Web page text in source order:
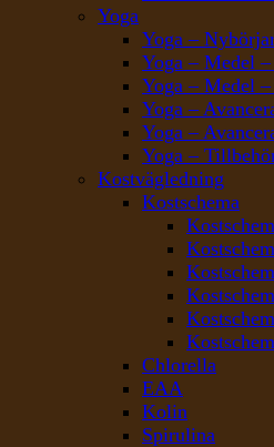
Yoga
Yoga –
Yoga – Medel
Yoga – Medel
Yoga –
Yoga –
Yoga –
Kostvägledning
Kostschema
Chlorella
EAA
Kolin
Spirulina